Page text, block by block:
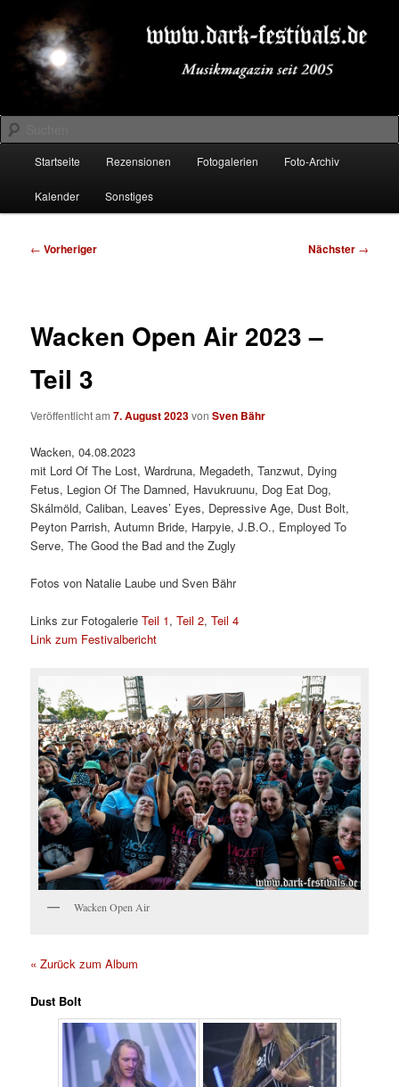
primären
Inhalt
springenDARK-FESTIVALS.DE
Suchen
Startseite Rezensionen Fotogalerien Foto-Archiv
Kalender Sonstiges
Beitragsnavigation
← Vorheriger Nächster →
Wacken Open Air 2023 –
Teil 3
Veröffentlicht am7. August 2023vonSven Bähr
Wacken, 04.08.2023
mit Lord Of The Lost, Wardruna, Megadeth, Tanzwut, Dying
Fetus, Legion Of The Damned, Havukruunu, Dog Eat Dog,
Skálmöld, Caliban, Leaves’ Eyes, Depressive Age, Dust Bolt,
Peyton Parrish, Autumn Bride, Harpyie, J.B.O., Employed To
Serve, The Good the Bad and the Zugly
Fotos von Natalie Laube und Sven Bähr
Links zur FotogalerieTeil 1,Teil 2,Teil 4
Link zum Festivalbericht
Wacken Open Air
« Zurück zum Album
Dust Bolt